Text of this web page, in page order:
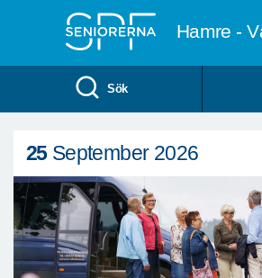
Hamre -
Sök
25September 2026